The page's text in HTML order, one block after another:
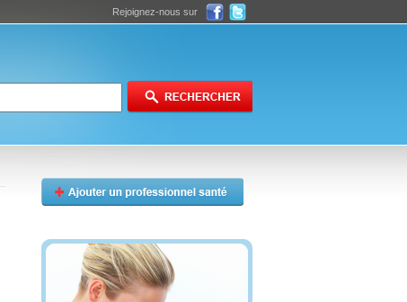
Rejoignez-nous sur